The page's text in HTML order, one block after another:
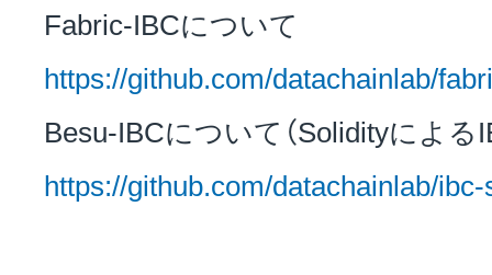
Fabric-IBCについて
https://github.com/datachainlab/
Besu-IBCについて（Solidityによる
https://github.com/datachainlab/